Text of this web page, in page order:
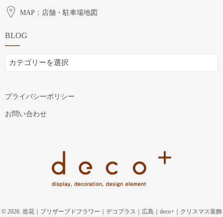
MAP：店舗・駐車場地図
BLOG
BLOG
プライバシーポリシー
お問い合わせ
© 2026. 造花｜プリザーブドフラワー｜デコプラス｜広島｜deco+｜クリスマス装飾